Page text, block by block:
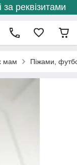
реквізитами
мам Піжами,